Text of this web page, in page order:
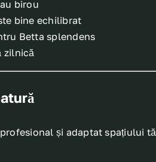
birou
bine echilibrat
Betta splendens
zilnică
și adaptat